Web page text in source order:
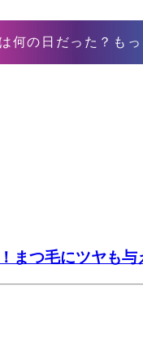
何の日だった？もっ
まつ毛にツヤも